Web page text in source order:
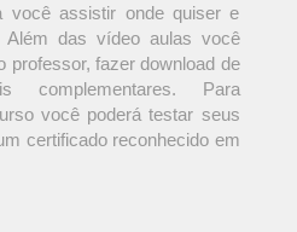
você assistir onde quiser e
Além das vídeo aulas você
professor, fazer download de
complementares. Para
você poderá testar seus
certificado reconhecido em